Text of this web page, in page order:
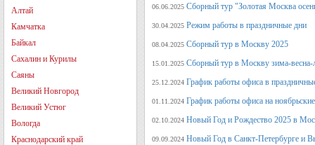
Алтай
Камчатка
Байкал
Сахалин и Курилы
Саяны
Великий Новгород
Великий Устюг
Вологда
Краснодарский край
06.06.2025 Сборный тур "Золотая Москва
30.04.2025 Режим работы в праздничные дни
08.04.2025 Сборный тур в Москву 2025
15.01.2025 Сборный тур в Москву зима-весна-
25.12.2024 График работы офиса в
01.11.2024 График работы офиса на
02.10.2024 Новый Год и Рождество 2025 в
09.09.2024 Новый Год в Санкт-Петербурге и